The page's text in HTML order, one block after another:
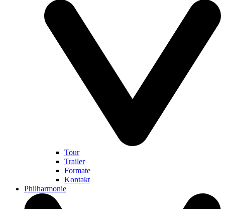
Tour
Trailer
Formate
Kontakt
Philharmonie